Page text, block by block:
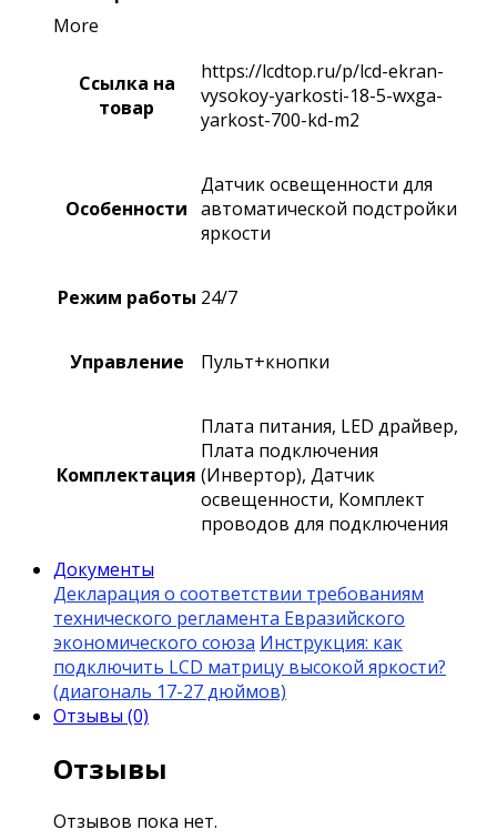
More
Ссылка на
товар
https://lcdtop.ru/p/lcd-ekran-
vysokoy-yarkosti-18-5-wxga-
yarkost-700-kd-m2
Особенности
Датчик освещенности для
автоматической подстройки
яркости
Режим работы 24/7
Управление Пульт+кнопки
Комплектация
Плата питания, LED драйвер,
Плата подключения
(Инвертор), Датчик
освещенности, Комплект
проводов для подключения
Документы
Декларация о соответствии требованиям
технического регламента Евразийского
экономического союза Инструкция: как
подключить LCD матрицу высокой яркости?
(диагональ 17-27 дюймов)
Отзывы (0)
Отзывы
Отзывов пока нет.